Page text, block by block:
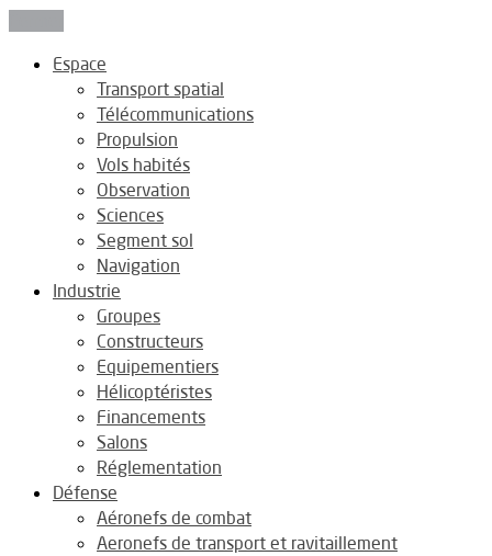
Espace
Transport spatial
Télécommunications
Propulsion
Vols habités
Observation
Sciences
Segment sol
Navigation
Industrie
Groupes
Constructeurs
Equipementiers
Hélicoptéristes
Financements
Salons
Réglementation
Défense
Aéronefs de combat
Aeronefs de transport et ravitaillement